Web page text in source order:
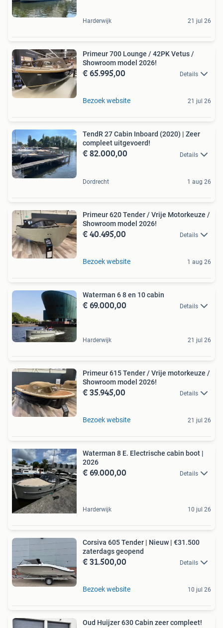
Harderwijk 21 jul 26
Primeur 700 Lounge / 42PK Vetus /
Showroom model 2026!
€ 65.995,00 Details
Bezoek website 21 jul 26
TendR 27 Cabin Inboard (2020) | Zeer
compleet uitgevoerd!
€ 82.000,00 Details
Dordrecht 1 aug 26
Primeur 620 Tender / Vrije Motorkeuze /
Showroom model 2026!
€ 40.495,00 Details
Bezoek website 1 aug 26
Waterman 6 8 en 10 cabin
€ 69.000,00 Details
Harderwijk 21 jul 26
Primeur 615 Tender / Vrije motorkeuze /
Showroom model 2026!
€ 35.945,00 Details
Bezoek website 21 jul 26
Waterman 8 E. Electrische cabin boot |
2026
€ 69.000,00 Details
Harderwijk 10 jul 26
Corsiva 605 Tender | Nieuw | €31.500
zaterdags geopend
€ 31.500,00 Details
Bezoek website 10 jul 26
Oud Huijzer 630 Cabin zeer compleet!